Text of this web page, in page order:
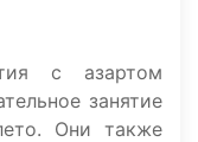
с азартом
занятие
Они также